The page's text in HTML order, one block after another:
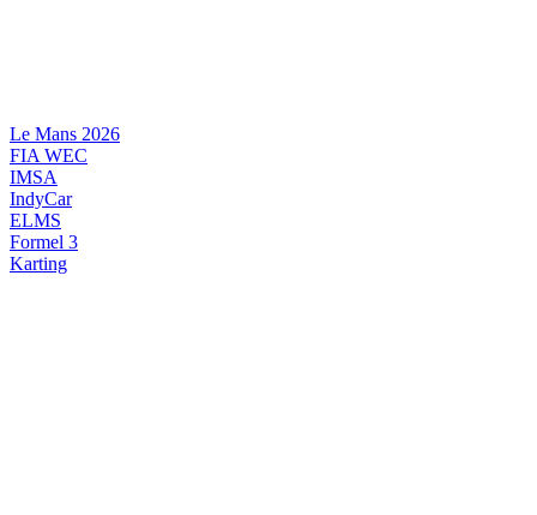
Le Mans 2026
FIA WEC
IMSA
IndyCar
ELMS
Formel 3
Karting